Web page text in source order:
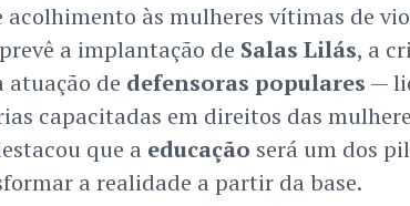
acolhimento às mulheres vítimas de
a implantação de Salas Lilás, a
atuação de defensoras populares —
capacitadas em direitos das
que a educação será um dos
a realidade a partir da base.